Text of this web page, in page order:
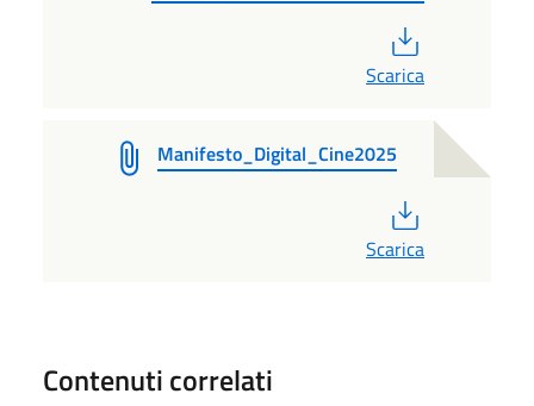
Scarica
Manifesto_Digital_Cine2025
Scarica
Contenuti correlati